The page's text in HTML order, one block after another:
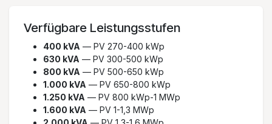
Verfügbare Leistungsstufen
400 kVA — PV 270-400 kWp
630 kVA — PV 300-500 kWp
800 kVA — PV 500-650 kWp
1.000 kVA — PV 650-800 kWp
1.250 kVA — PV 800 kWp-1 MWp
1.600 kVA — PV 1-1,3 MWp